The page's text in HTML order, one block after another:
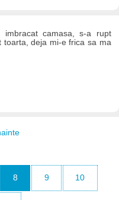
camasa, s-a rupt
toarta, deja mi-e frica sa ma
8 9 10